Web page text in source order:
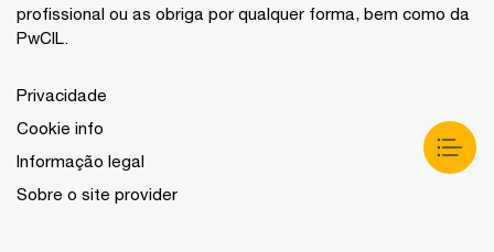
profissional ou as obriga por qualquer forma, bem como da
PwCIL.
Privacidade
Cookie info
Informação legal
Sobre o site provider